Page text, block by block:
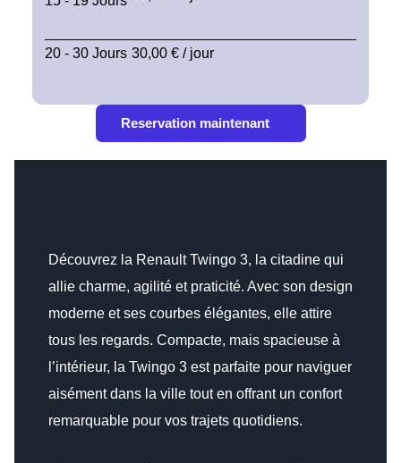
20 - 30 Jours 30,00 € / jour
Reservation maintenant
Découvrez la Renault Twingo 3, la citadine qui
allie charme, agilité et praticité. Avec son design
moderne et ses courbes élégantes, elle attire
tous les regards. Compacte, mais spacieuse à
l’intérieur, la Twingo 3 est parfaite pour naviguer
aisément dans la ville tout en offrant un confort
remarquable pour vos trajets quotidiens.